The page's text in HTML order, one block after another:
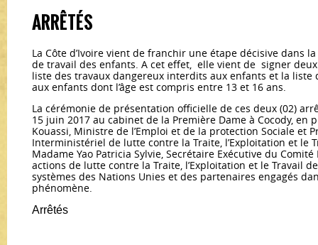
Vous êtes ici
ARRÊTÉS
La Côte d’Ivoire vient de franchir une étape décisive dans
de travail des enfants. A cet effet, elle vient de signer
liste des travaux dangereux interdits aux enfants et la
aux enfants dont l’âge est compris entre 13 et 16 ans.
La cérémonie de présentation officielle de ces deux (02)
15 juin 2017 au cabinet de la Première Dame à Cocody, en
Kouassi, Ministre de l’Emploi et de la protection Sociale et
Interministériel de lutte contre la Traite, l’Exploitation et le
Madame Yao Patricia Sylvie, Secrétaire Exécutive du
actions de lutte contre la Traite, l’Exploitation et le Travail
systèmes des Nations Unies et des partenaires engagés
phénomène.
Arrêtés